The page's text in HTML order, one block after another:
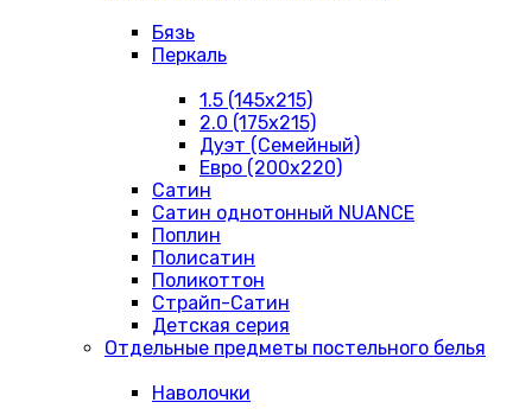
Бязь
Перкаль
1.5 (145х215)
2.0 (175х215)
Дуэт (Семейный)
Евро (200х220)
Сатин
Сатин однотонный NUANCE
Поплин
Полисатин
Поликоттон
Страйп-Сатин
Детская серия
Отдельные предметы постельного белья
Наволочки